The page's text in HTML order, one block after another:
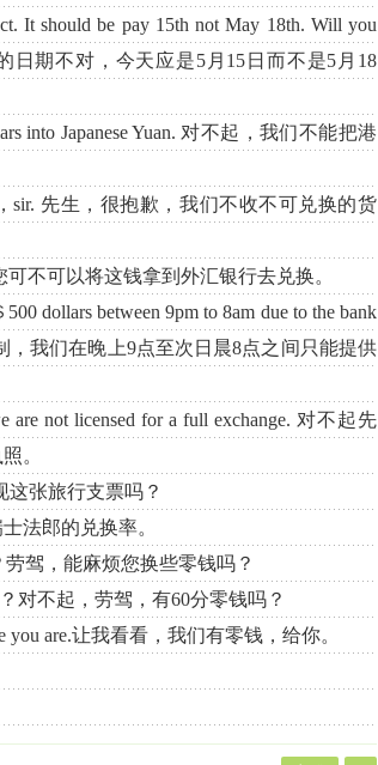
It should be pay 15th not May 18th. Will you
日期不对，今天应是5月15日而不是5月18
into Japanese Yuan. 对不起，我们不能把港
，sir. 先生，很抱歉，我们不收不可兑换的货
可不可以将这钱拿到外汇银行去兑换。
dollars between 9pm to 8am due to the bank
，我们在晚上9点至次日晨8点之间只能提供
are not licensed for a full exchange. 对不起先
。
这张旅行支票吗？
法郎的兑换率。
劳驾，能麻烦您换些零钱吗？
？对不起，劳驾，有60分零钱吗？
you are.让我看看，我们有零钱，给你。